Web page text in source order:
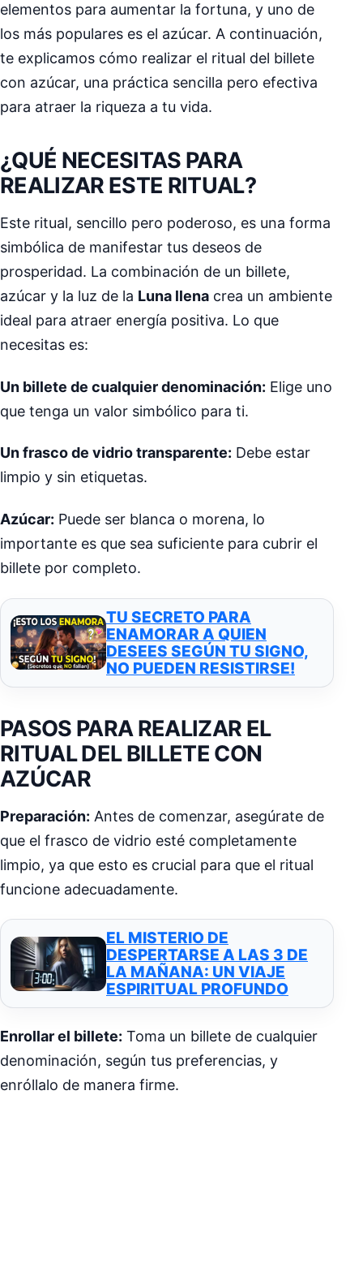
elementos para aumentar la fortuna, y uno de
los más populares es el azúcar. A continuación,
te explicamos cómo realizar el ritual del billete
con azúcar, una práctica sencilla pero efectiva
para atraer la riqueza a tu vida.
¿QUÉ NECESITAS PARA
REALIZAR ESTE RITUAL?
Este ritual, sencillo pero poderoso, es una forma
simbólica de manifestar tus deseos de
prosperidad. La combinación de un billete,
azúcar y la luz de la Luna llena crea un ambiente
ideal para atraer energía positiva. Lo que
necesitas es:
Un billete de cualquier denominación: Elige uno
que tenga un valor simbólico para ti.
Un frasco de vidrio transparente: Debe estar
limpio y sin etiquetas.
Azúcar: Puede ser blanca o morena, lo
importante es que sea suficiente para cubrir el
billete por completo.
TU SECRETO PARA
ENAMORAR A QUIEN
DESEES SEGÚN TU SIGNO,
NO PUEDEN RESISTIRSE!
PASOS PARA REALIZAR EL
RITUAL DEL BILLETE CON
AZÚCAR
Preparación: Antes de comenzar, asegúrate de
que el frasco de vidrio esté completamente
limpio, ya que esto es crucial para que el ritual
funcione adecuadamente.
EL MISTERIO DE
DESPERTARSE A LAS 3 DE
LA MAÑANA: UN VIAJE
ESPIRITUAL PROFUNDO
Enrollar el billete: Toma un billete de cualquier
denominación, según tus preferencias, y
enróllalo de manera firme.